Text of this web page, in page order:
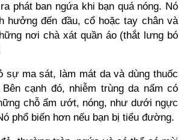
phát ban ngứa khi bạn quá nóng. Nó
hưởng đến đầu, cổ hoặc tay chân và
nơi chà xát quần áo (thắt lưng bó
sự ma sát, làm mát da và dùng thuốc
Bên cạnh đó, nhiễm trùng da nấm có
chỗ ẩm ướt, nóng, như dưới ngực
phổ biến hơn nếu bạn bị tiểu đường.